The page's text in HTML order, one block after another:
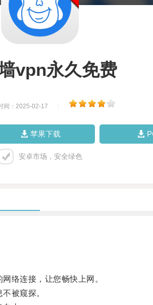
vpn永久免费
间：2025-02-17
苹果下载
安卓市场，安全绿色
络连接，让您畅快上网。
被窥探。